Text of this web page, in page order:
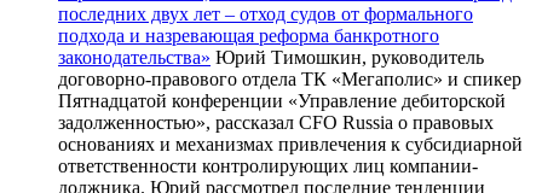
последних двух лет – отход судов от формального
подхода и назревающая реформа банкротного
законодательства» Юрий Тимошкин, руководитель
договорно-правового отдела ТК «Мегаполис» и спикер
Пятнадцатой конференции «Управление дебиторской
задолженностью», рассказал CFO Russia о правовых
основаниях и механизмах привлечения к субсидиарной
ответственности контролирующих лиц компании-
должника. Юрий рассмотрел последние тенденции